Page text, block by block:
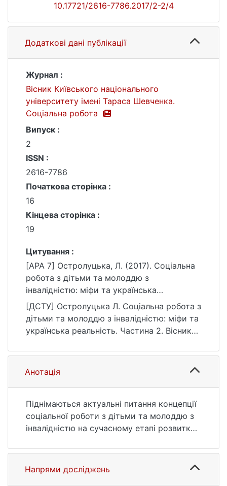
10.17721/2616-7786.2017/2-2/4
Додаткові дані публікації
Журнал :
Вісник Київського національного
університету імені Тараса Шевченка.
Соціальна робота
Випуск :
2
ISSN :
2616-7786
Початкова сторінка :
16
Кінцева сторінка :
19
Цитування :
[APA 7] Остролуцька, Л. (2017). Соціальна
робота з дітьми та молоддю з
інвалідністю: міфи та українська
реальність. Частина 2. Вісник Київського
національного університету імені Тараса
Шевченка. Соціальна робота, (2), 16–19.
https://doi.org/10.17721/2616-7786.2017/2-
2/4
[ДСТУ] Остролуцька Л. Соціальна робота з
дітьми та молоддю з інвалідністю: міфи та
українська реальність. Частина 2. Вісник
імені Тараса Шевченка. Соціальна робота.
2017. № 2. С. 16—19. DOI: 10.17721/2616-
7786.2017/2-2/4 (дата звернення:
Анотація
Піднімаються актуальні питання концепції
соціальної роботи з дітьми та молоддю з
інвалідністю на сучасному етапі розвитку
Напрями досліджень